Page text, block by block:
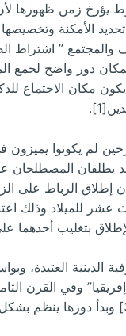
يؤرخ زمن ظهورها لأن
الأمكنة وتخصيصها
” اشتراط
دور واضح لجمع
يكون مكان الاجتماع
لم يكونوا يميزون
يطلقان
إن إطلاق الرباط على
عشر للميلاد وذلك
بتغليب أحدهما على
الدينية العتيدة،
وفي القرن
الزوايا بالمغرب”[3] وبدأ دورها